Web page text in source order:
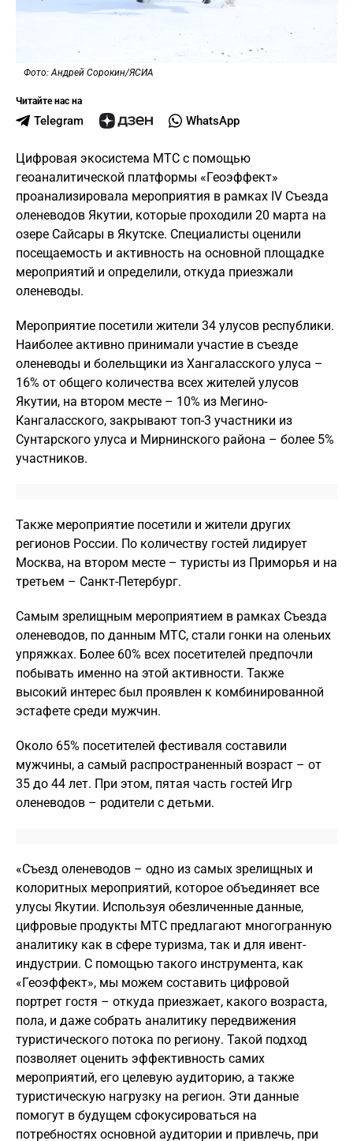
Фото: Андрей Сорокин/ЯСИА
Читайте нас на
Telegram WhatsApp
Цифровая экосистема МТС с помощью
геоаналитической платформы «Геоэффект»
проанализировала мероприятия в рамках IV Съезда
оленеводов Якутии, которые проходили 20 марта на
озере Сайсары в Якутске. Специалисты оценили
посещаемость и активность на основной площадке
мероприятий и определили, откуда приезжали
оленеводы.
Мероприятие посетили жители 34 улусов республики.
Наиболее активно принимали участие в съезде
оленеводы и болельщики из Хангаласского улуса –
16% от общего количества всех жителей улусов
Якутии, на втором месте – 10% из Мегино-
Кангаласского, закрывают топ-3 участники из
Сунтарского улуса и Мирнинского района – более 5%
участников.
Также мероприятие посетили и жители других
регионов России. По количеству гостей лидирует
Москва, на втором месте – туристы из Приморья и на
третьем – Санкт-Петербург.
Самым зрелищным мероприятием в рамках Съезда
оленеводов, по данным МТС, стали гонки на оленьих
упряжках. Более 60% всех посетителей предпочли
побывать именно на этой активности. Также
высокий интерес был проявлен к комбинированной
эстафете среди мужчин.
Около 65% посетителей фестиваля составили
мужчины, а самый распространенный возраст – от
35 до 44 лет. При этом, пятая часть гостей Игр
оленеводов – родители с детьми.
«Съезд оленеводов – одно из самых зрелищных и
колоритных мероприятий, которое объединяет все
улусы Якутии. Используя обезличенные данные,
цифровые продукты МТС предлагают многогранную
аналитику как в сфере туризма, так и для ивент-
индустрии. С помощью такого инструмента, как
«Геоэффект», мы можем составить цифровой
портрет гостя – откуда приезжает, какого возраста,
пола, и даже собрать аналитику передвижения
туристического потока по региону. Такой подход
позволяет оценить эффективность самих
мероприятий, его целевую аудиторию, а также
туристическую нагрузку на регион. Эти данные
помогут в будущем сфокусироваться на
потребностях основной аудитории и привлечь, при